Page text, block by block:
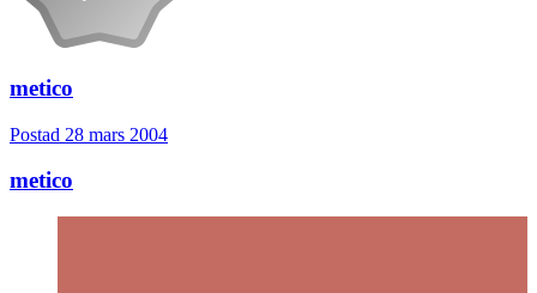
metico
Postad 28 mars 2004
metico